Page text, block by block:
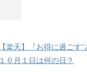
【楽天】『お得に過ごす
１０月１日は何の日？